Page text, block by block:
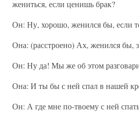
жениться, если ценишь брак?
Он: Ну, хорошо, женился бы, если
Она: (расстроено) Ах, женился бы,
Он: Ну да! Мы же об этом
Она: И ты бы с ней спал в нашей
Он: А где мне по-твоему с ней